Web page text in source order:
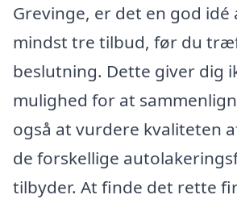
Grevinge, er det en god
mindst tre tilbud, før du
beslutning. Dette giver dig
mulighed for at
også at vurdere kvaliteten
de forskellige
tilbyder. At finde det rette